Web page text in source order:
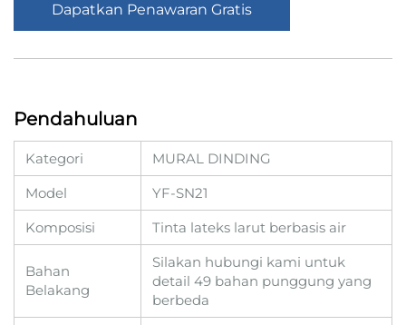
Dapatkan Penawaran Gratis
Pendahuluan
Kategori
MURAL DINDING
Model
YF-SN21
Komposisi
Tinta lateks larut berbasis air
Bahan
Belakang
Silakan hubungi kami untuk
detail 49 bahan punggung yang
berbeda